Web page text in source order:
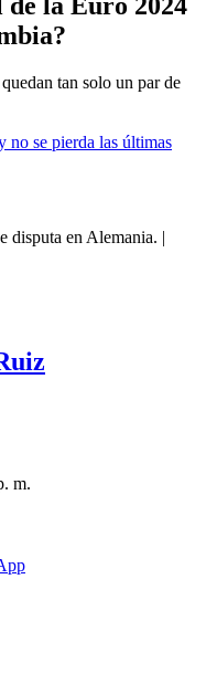
la Euro 2024
tan solo un par de
no se pierda las últimas
disputa en Alemania. |
m.